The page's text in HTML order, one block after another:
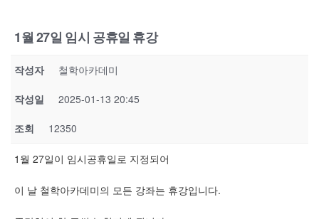
1월 27일 임시 공휴일 휴강
작성자 철학아카데미
작성일 2025-01-13 20:45
조회 12350
1월 27일이 임시공휴일로 지정되어
이 날 철학아카데미의 모든 강좌는 휴강입니다.